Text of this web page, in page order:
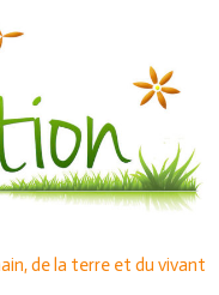
de la terre et du vivant